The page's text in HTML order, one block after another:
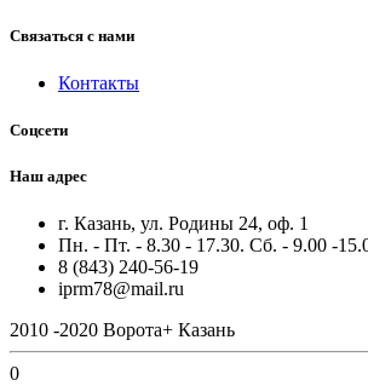
Связаться с нами
Контакты
Соцсети
Наш адрес
г. Казань, ул. Родины 24, оф. 1
Пн. - Пт. - 8.30 - 17.30. Сб. - 9.00 -
8 (843) 240-56-19
iprm78@mail.ru
2010 -2020 Ворота+ Казань
0